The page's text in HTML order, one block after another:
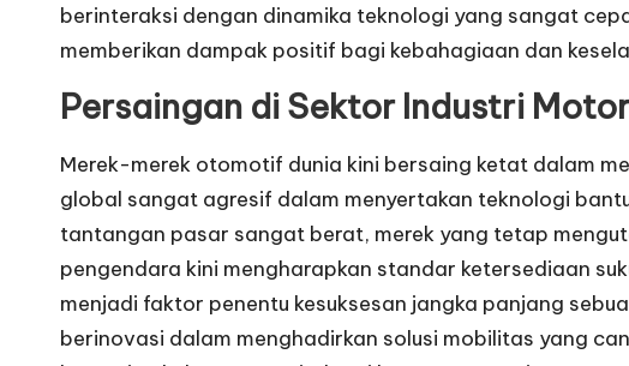
berinteraksi dengan dinamika teknologi yang sangat
memberikan dampak positif bagi kebahagiaan dan
Persaingan di Sektor Industri
Merek-merek otomotif dunia kini bersaing ketat dalam
global sangat agresif dalam menyertakan teknologi
tantangan pasar sangat berat, merek yang tetap
pengendara kini mengharapkan standar ketersediaan
menjadi faktor penentu kesuksesan jangka panjang
berinovasi dalam menghadirkan solusi mobilitas yang